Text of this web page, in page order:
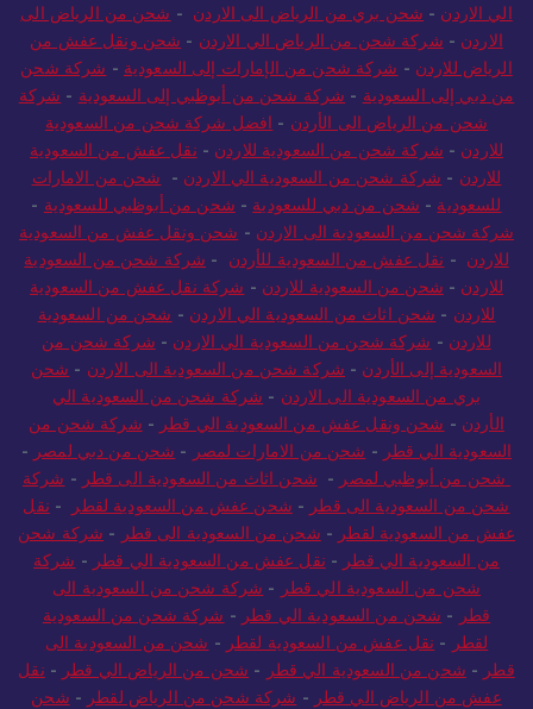
الي الاردن - شحن بري من الرياض الى الاردن - شحن من الرياض الى
الاردن - شركة شحن من الرياض الي الاردن - شحن ونقل عفش من
الرياض للاردن - شركة شحن من الإمارات إلى السعودية - شركة شحن
من دبي إلى السعودية - شركة شحن من أبوظبي إلى السعودية - شركة
شحن من الرياض الى الأردن - افضل شركة شحن من السعودية
للاردن - شركة شحن من السعودية للاردن - نقل عفش من السعودية
للاردن - شركة شحن من السعودية الي الاردن - شحن من الامارات
للسعودية - شحن من دبي للسعودية - شحن من أبوظبي للسعودية -
شركة شحن من السعودية الى الاردن - شحن ونقل عفش من السعودية
للاردن - نقل عفش من السعودية للأردن - شركة شحن من السعودية
للاردن - شحن من السعودية للاردن - شركة نقل عفش من السعودية
للاردن - شحن اثاث من السعودية الي الاردن - شحن من السعودية
للاردن - شركة شحن من السعودية الي الاردن - شركة شحن من
السعودية إلى الأردن - شركة شحن من السعودية الى الاردن - شحن
بري من السعودية الى الاردن - شركة شحن من السعودية الي
الأردن - شحن ونقل عفش من السعودية الي قطر - شركة شحن من
السعودية الي قطر - شحن من الامارات لمصر - شحن من دبي لمصر -
شحن من أبوظبي لمصر - شحن اثاث من السعودية الى قطر - شركة
شحن من السعودية الى قطر - شحن عفش من السعودية لقطر - نقل
عفش من السعودية لقطر - شحن من السعودية الى قطر - شركة شحن
من السعودية الي قطر - نقل عفش من السعودية الي قطر - شركة
شحن من السعودية الي قطر - شركة شحن من السعودية الى
قطر - شحن من السعودية الي قطر - شركة شحن من السعودية
لقطر - نقل عفش من السعودية لقطر - شحن من السعودية الى
قطر - شحن من السعودية الي قطر - شحن من الرياض الي قطر - نقل
عفش من الرياض الي قطر - شركة شحن من الرياض لقطر - شحن